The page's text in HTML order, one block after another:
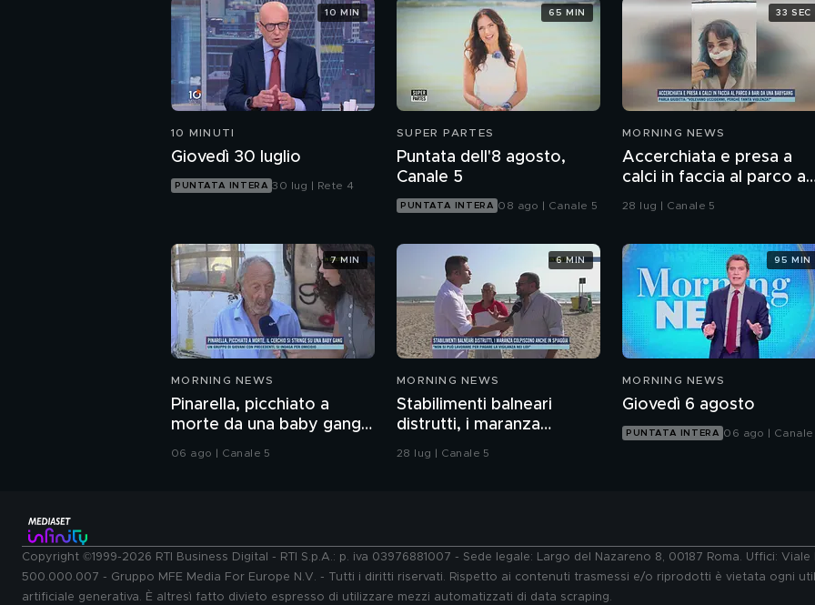
10 MINUTI
Giovedì 30 luglio
PUNTATA INTERA 30 lug | Rete 4
10 MIN
SUPER PARTES
Puntata dell'8 agosto,
Canale 5
PUNTATA INTERA 08 ago | Canale 5
65 MIN
MORNING NEWS
Accerchiata e presa a
calci in faccia al parco a
Bari da una babygang
28 lug | Canale 5
33 SEC
MORNING NEWS
Pinarella, picchiato a
morte da una baby gang,
parla il padre
06 ago | Canale 5
7 MIN
MORNING NEWS
Stabilimenti balneari
distrutti, i maranza
colpiscono anche in
28 lug | Canale 5
6 MIN
MORNING NEWS
Giovedì 6 agosto
PUNTATA INTERA 06 ago | Canale
95 MIN
Copyright ©1999-2026 RTI Business Digital - RTI S.p.A.: p. iva 03976881007 - Sede legale: Largo del Nazareno 8, 00187 Roma. Uffici:
500.000.007 - Gruppo MFE Media For Europe N.V. - Tutti i diritti riservati. Rispetto ai contenuti trasmessi e/o riprodotti è vietata ogni
artificiale generativa. È altresì fatto divieto espresso di utilizzare mezzi automatizzati di data scraping.